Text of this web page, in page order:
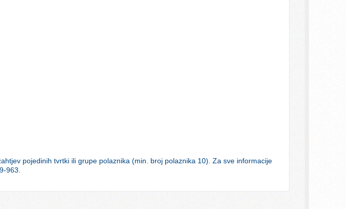
pojedinih tvrtki ili grupe polaznika (min. broj polaznika 10). Za sve informacije
963.